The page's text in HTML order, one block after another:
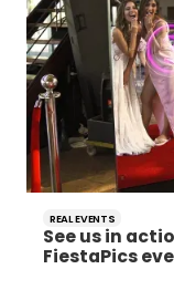
REAL EVENTS
See us in
FiestaPics